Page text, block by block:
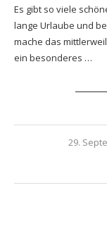
Es gibt so viele
lange Urlaube und
mache das
ein besonderes …
29.